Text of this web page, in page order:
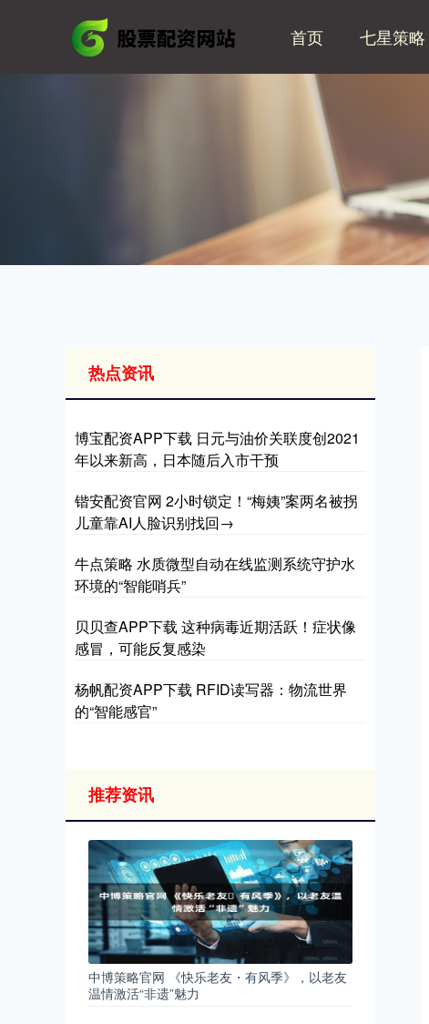
首页 七星策略
热点资讯
博宝配资APP下载 日元与油价关联度创2021
年以来新高，日本随后入市干预
锴安配资官网 2小时锁定！“梅姨”案两名被拐
儿童靠AI人脸识别找回→
牛点策略 水质微型自动在线监测系统守护水
环境的“智能哨兵”
贝贝查APP下载 这种病毒近期活跃！症状像
感冒，可能反复感染
杨帆配资APP下载 RFID读写器：物流世界
的“智能感官”
推荐资讯
中博策略官网 《快乐老友・有风季》，以老友
温情激活“非遗”魅力